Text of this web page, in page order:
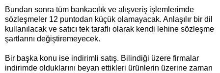
Bundan sonra tüm bankacılık ve alışveriş işlemlerimde
sözleşmeler 12 puntodan küçük olamayacak. Anlaşılır bir dil
kullanılacak ve satıcı tek taraflı olarak kendi lehine sözleşme
şartlarını değiştiremeyecek.
Bir başka konu ise indirimli satış. Bilindiği üzere firmalar
indirimde olduklarını beyan ettikleri ürünlerin üzerine zaman